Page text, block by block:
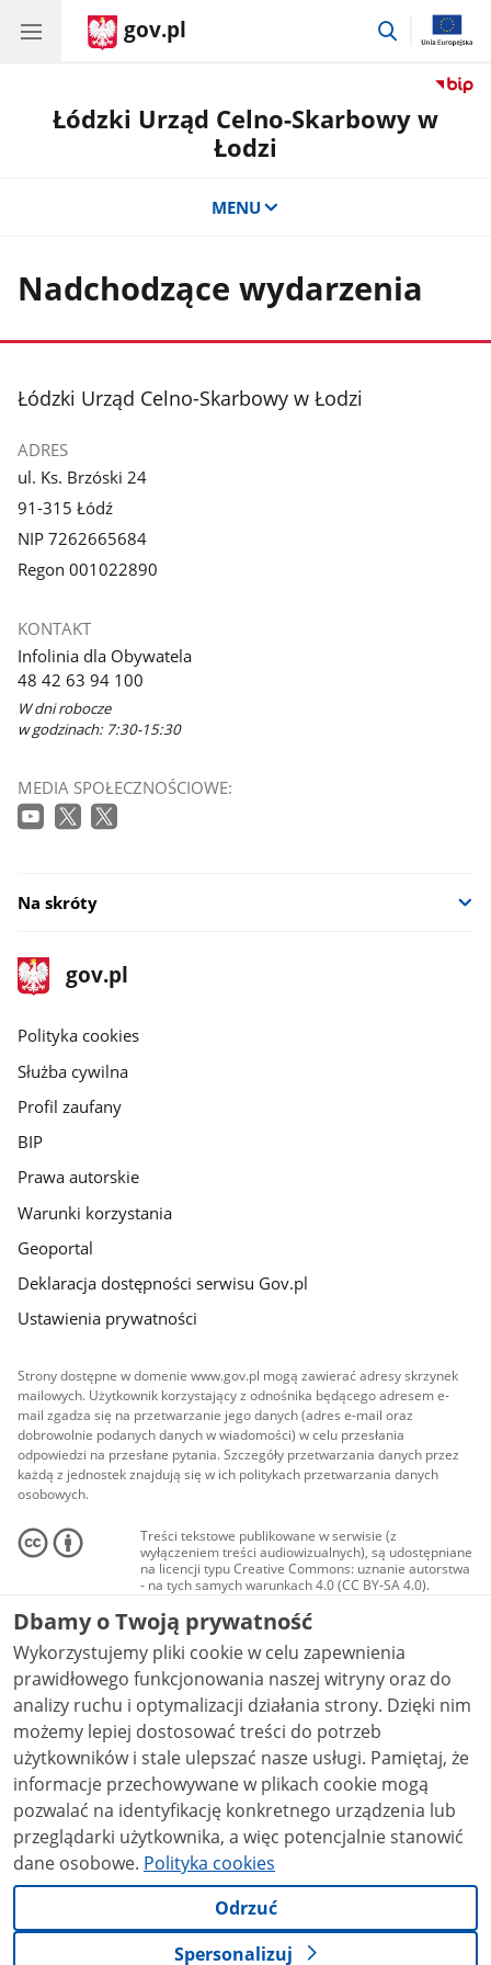
gov.pl
przejdź
Łódzki Urząd Celno-Skarbowy w
Łodzi
MENU
Nadchodzące wydarzenia
stopka
Łódzki Urząd Celno-Skarbowy w Łodzi
ADRES
ul. Ks. Brzóski 24
91-315 Łódź
NIP 7262665684
Regon 001022890
KONTAKT
Infolinia dla Obywatela
48 42 63 94 100
W dni robocze
w godzinach: 7:30-15:30
MEDIA SPOŁECZNOŚCIOWE:
Na skróty
stopka
gov.pl
Strona
gov.pl
gov.pl
Polityka cookies
Służba cywilna
Profil zaufany
BIP
Prawa autorskie
Warunki korzystania
Geoportal
Deklaracja dostępności serwisu Gov.pl
Ustawienia prywatności
Strony dostępne w domenie www.gov.pl mogą zawierać adresy skrzynek
mailowych. Użytkownik korzystający z odnośnika będącego adresem e-
mail zgadza się na przetwarzanie jego danych (adres e-mail oraz
dobrowolnie podanych danych w wiadomości) w celu przesłania
odpowiedzi na przesłane pytania. Szczegóły przetwarzania danych przez
każdą z jednostek znajdują się w ich politykach przetwarzania danych
osobowych.
Treści tekstowe publikowane w serwisie (z
wyłączeniem treści audiowizualnych), są udostępniane
na licencji typu Creative Commons: uznanie autorstwa
- na tych samych warunkach 4.0 (CC BY-SA 4.0).
Materiały audiowizualne, w tym zdjęcia, materiały
audio i wideo, są udostępniane na licencji typu
Creative Commons: uznanie autorstwa użycie
niekomercyjne - bez utworów zależnych 4.0 (CC BY-
NC-ND 4.0), o ile nie jest to stwierdzone inaczej.
Dbamy o Twoją prywatność
Wykorzystujemy pliki cookie w celu zapewnienia
prawidłowego funkcjonowania naszej witryny oraz do
analizy ruchu i optymalizacji działania strony. Dzięki nim
możemy lepiej dostosować treści do potrzeb
użytkowników i stale ulepszać nasze usługi. Pamiętaj, że
informacje przechowywane w plikach cookie mogą
pozwalać na identyfikację konkretnego urządzenia lub
przeglądarki użytkownika, a więc potencjalnie stanowić
dane osobowe. Polityka cookies
Odrzuć
Spersonalizuj